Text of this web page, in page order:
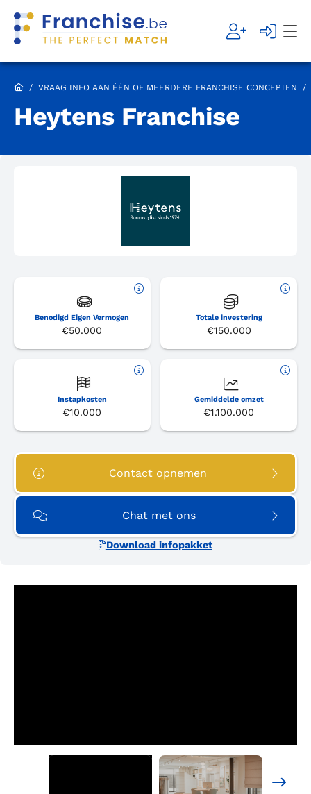
/ VRAAG INFO AAN ÉÉN OF MEERDERE FRANCHISE CONCEPTEN /
Heytens Franchise
Benodigd Eigen Vermogen
€50.000
Totale investering
€150.000
Instapkosten
€10.000
Gemiddelde omzet
€1.100.000
Contact opnemen
Chat met ons
Download infopakket